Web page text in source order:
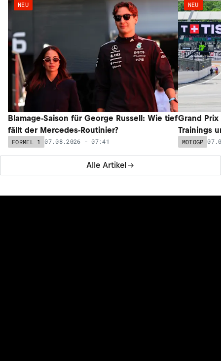
Alle Artikel
NEU
Blamage-Saison für George Russell: Wie tief
fällt der Mercedes-Routinier?
FORMEL 1 07.08.2026 - 07:41
NEU
Grand
Trainings
MOTOGP